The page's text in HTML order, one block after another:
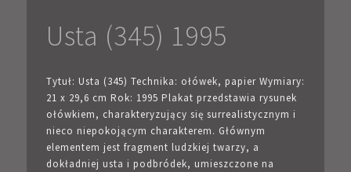
Usta (345) 1995
Tytuł: Usta (345) Technika: ołówek, papier Wymiary:
21 x 29,6 cm Rok: 1995 Plakat przedstawia rysunek
ołówkiem, charakteryzujący się surrealistycznym i
nieco niepokojącym charakterem. Głównym
elementem jest fragment ludzkiej twarzy, a
dokładniej usta i podbródek, umieszczone na